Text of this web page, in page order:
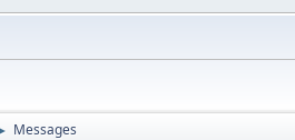
► Messages